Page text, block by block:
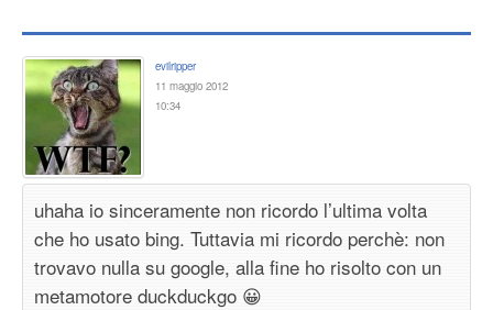
evilripper
11 maggio 2012
10:34
uhaha io sinceramente non ricordo l’ultima volta
che ho usato bing. Tuttavia mi ricordo perchè: non
trovavo nulla su google, alla fine ho risolto con un
metamotore duckduckgo 😀